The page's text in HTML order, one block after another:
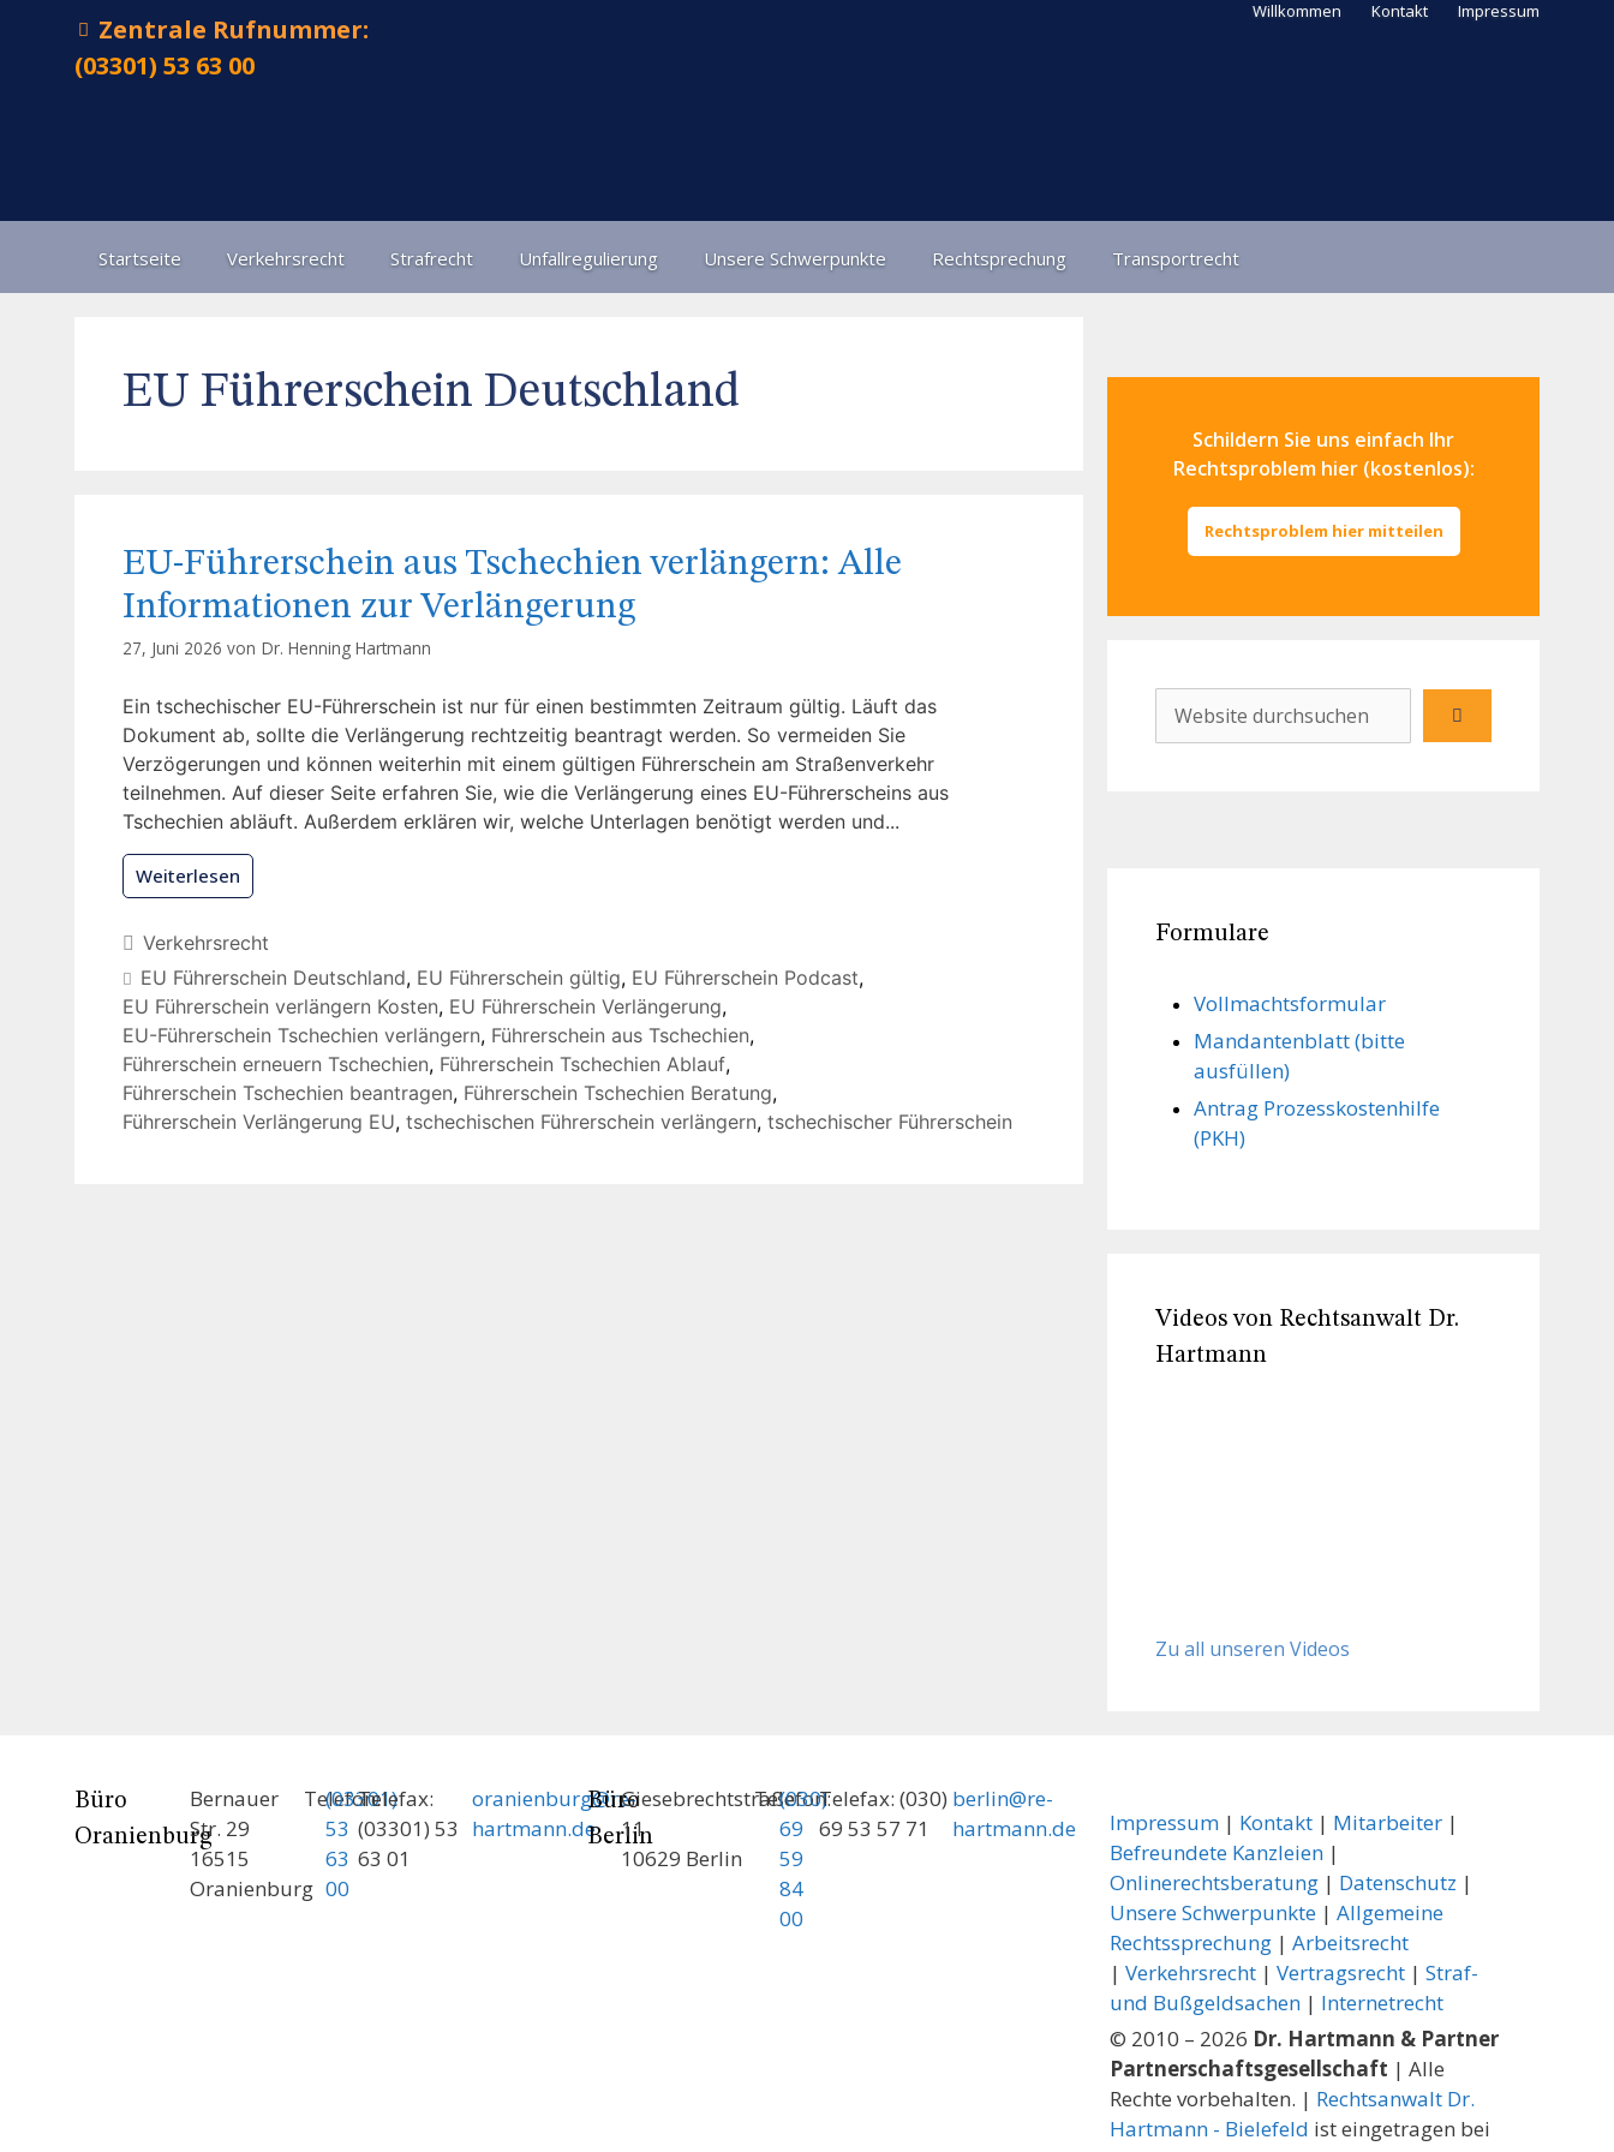
Zentrale Rufnummer:
(03301) 53 63 00
Willkommen Kontakt Impressum
Startseite Verkehrsrecht Strafrecht Unfallregulierung Unsere Schwerpunkte Rechtsprechung Transportrecht
EU Führerschein Deutschland
EU-Führerschein aus Tschechien verlängern: Alle
Informationen zur Verlängerung
27, Juni 2026 von Dr. Henning Hartmann
Ein tschechischer EU-Führerschein ist nur für einen bestimmten Zeitraum gültig. Läuft das
Dokument ab, sollte die Verlängerung rechtzeitig beantragt werden. So vermeiden Sie
Verzögerungen und können weiterhin mit einem gültigen Führerschein am Straßenverkehr
teilnehmen. Auf dieser Seite erfahren Sie, wie die Verlängerung eines EU-Führerscheins aus
Tschechien abläuft. Außerdem erklären wir, welche Unterlagen benötigt werden und...
Weiterlesen
Verkehrsrecht
EU Führerschein Deutschland, EU Führerschein gültig, EU Führerschein Podcast,
EU Führerschein verlängern Kosten, EU Führerschein Verlängerung,
EU-Führerschein Tschechien verlängern, Führerschein aus Tschechien,
Führerschein erneuern Tschechien, Führerschein Tschechien Ablauf,
Führerschein Tschechien beantragen, Führerschein Tschechien Beratung,
Führerschein Verlängerung EU, tschechischen Führerschein verlängern, tschechischer Führerschein
Schildern Sie uns einfach Ihr
Rechtsproblem hier (kostenlos):
Rechtsproblem hier mitteilen
Formulare
Vollmachts­formular
Mandanten­blatt (bitte
ausfüllen)
Antrag Prozesskostenhilfe
(PKH)
Videos von Rechtsanwalt Dr.
Hartmann
Zu all unseren Videos
Büro
Oranienburg
Bernauer
Str. 29
16515
Oranienburg
Telefon:
(03301)
53
63
00
Telefax:
(03301) 53
63 01
oranienburg@re-
hartmann.de
Büro
Berlin
Giesebrechtstraße
11
10629 Berlin
Telefon:
(030)
69
59
84
00
Telefax: (030)
69 53 57 71
berlin@re-
hartmann.de
Impressum| Kontakt| Mitarbeiter|
Befreundete Kanzleien|
Onlinerechtsberatung| Datenschutz |
Unsere Schwerpunkte| Allgemeine
Rechtssprechung| ­ Arbeitsrecht
| Verkehrsrecht| Vertragsrecht| Straf-
und Bußgeldsachen| Internetrecht
© 2010 – 2026 Dr. Hartmann & Partner
Partnerschaftsgesellschaft | Alle
Rechte vorbehalten. | Rechtsanwalt Dr.
Hartmann - Bielefeld ist eingetragen bei